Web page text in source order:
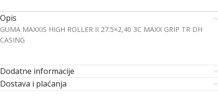
Opis
GUMA MAXXIS HIGH ROLLER II 27.5×2,40 3C MAXX GRIP TR DH
CASING
Dodatne informacije
Dostava i plaćanja